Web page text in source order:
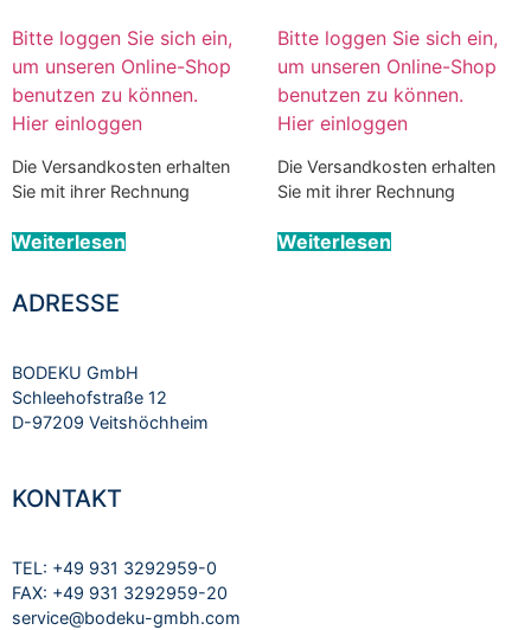
Bitte loggen Sie sich ein,
um unseren Online-Shop
benutzen zu können.
Hier einloggen
Die Versandkosten erhalten
Sie mit ihrer Rechnung
Weiterlesen
Bitte loggen Sie sich ein,
um unseren Online-Shop
benutzen zu können.
Hier einloggen
Die Versandkosten erhalten
Sie mit ihrer Rechnung
Weiterlesen
ADRESSE
BODEKU GmbH
Schleehofstraße 12
D-97209 Veitshöchheim
KONTAKT
TEL: +49 931 3292959-0
FAX: +49 931 3292959-20
service@bodeku-gmbh.com